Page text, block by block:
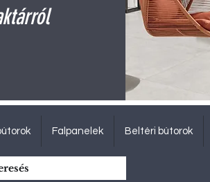
Falpanelek Beltéri bútorok